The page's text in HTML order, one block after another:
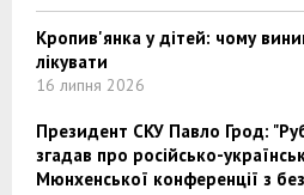
Кропив'янка у дітей: чому
лікувати
16 липня 2026
Президент СКУ Павло Грод:
згадав про російсько-
Мюнхенської конференції з